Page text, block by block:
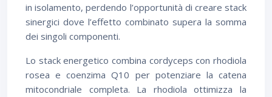
in isolamento, perdendo l’opportunità di creare stack
sinergici dove l’effetto combinato supera la somma
dei singoli componenti.
Lo stack energetico combina cordyceps con rhodiola
rosea e coenzima Q10 per potenziare la catena
mitocondriale completa. La rhodiola ottimizza la